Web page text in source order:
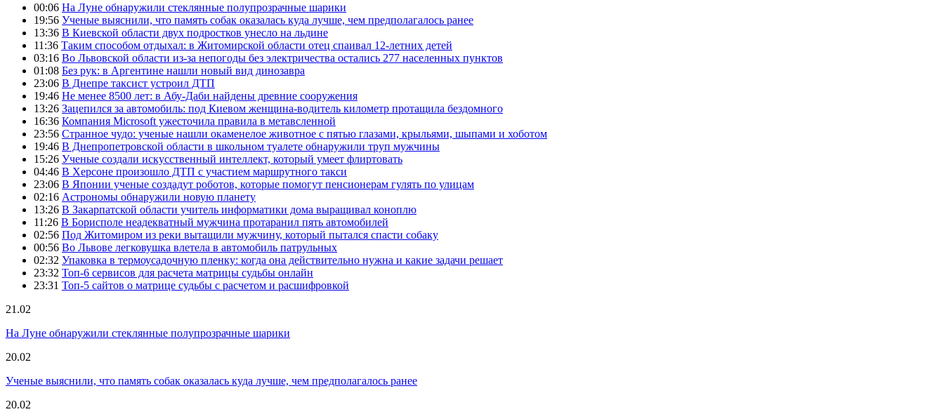
00:06 На Луне обнаружили стеклянные полупрозрачные шарики
19:56 Ученые выяснили, что память собак оказалась куда лучше, чем предполагалось ранее
13:36 В Киевской области двух подростков унесло на льдине
11:36 Таким способом отдыхал: в Житомирской области отец спаивал 12-летних детей
03:16 Во Львовской области из-за непогоды без электричества остались 277 населенных пунктов
01:08 Без рук: в Аргентине нашли новый вид динозавра
23:06 В Днепре таксист устроил ДТП
19:46 Не менее 8500 лет: в Абу-Даби найдены древние сооружения
13:26 Зацепился за автомобиль: под Киевом женщина-водитель километр протащила бездомного
16:36 Компания Microsoft ужесточила правила в метавсленной
23:56 Странное чудо: ученые нашли окаменелое животное с пятью глазами, крыльями, шыпами и хоботом
19:46 В Днепропетровской области в школьном туалете обнаружили труп мужчины
15:26 Ученые создали искусственный интеллект, который умеет флиртовать
04:46 В Херсоне произошло ДТП с участием маршрутного такси
23:06 В Японии ученые создадут роботов, которые помогут пенсионерам гулять по улицам
02:16 Астрономы обнаружили новую планету
13:26 В Закарпатской области учитель информатики дома выращивал коноплю
11:26 В Борисполе неадекватный мужчина протаранил пять автомобилей
02:56 Под Житомиром из реки вытащили мужчину, который пытался спасти собаку
00:56 Во Львове легковушка влетела в автомобиль патрульных
02:32 Упаковка в термоусадочную пленку: когда она действительно нужна и какие задачи решает
23:32 Топ-6 сервисов для расчета матрицы судьбы онлайн
23:31 Топ-5 сайтов о матрице судьбы с расчетом и расшифровкой
21.02
На Луне обнаружили стеклянные полупрозрачные шарики
20.02
Ученые выяснили, что память собак оказалась куда лучше, чем предполагалось ранее
20.02